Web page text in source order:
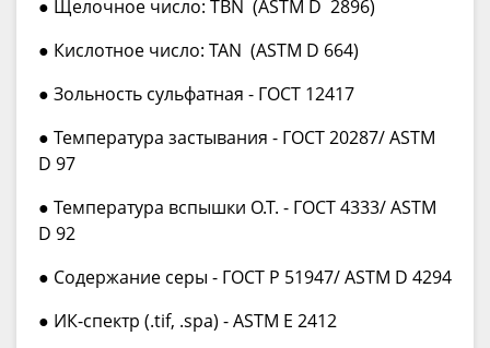
● Щелочное число: TBN (ASTM D 2896)
● Кислотное число: TAN (ASTM D 664)
● Зольность сульфатная - ГОСТ 12417
● Температура застывания - ГОСТ 20287/ ASTM
D 97
● Температура вспышки О.Т. - ГОСТ 4333/ ASTM
D 92
● Содержание серы - ГОСТ Р 51947/ ASTM D 4294
● ИК-спектр (.tif, .spa) - ASTM E 2412